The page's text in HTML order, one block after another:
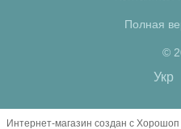
Полная
©
Укр
Интернет-магазин создан с Хорошоп